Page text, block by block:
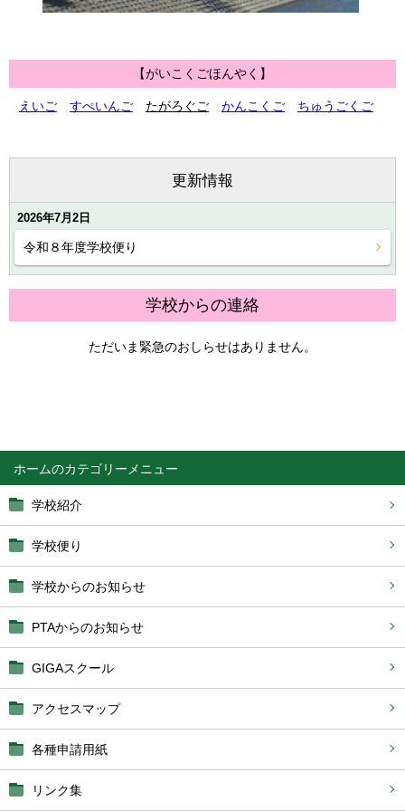
ホーム
学校紹介
学校便り
学校からのお知らせ
PTAからのお知らせ
GIGAスクール
アクセスマップ
各種申請用紙
リンク集
【がいこくごほんやく】
えいご すぺいんご たがろぐご かんこくご ちゅうごくご
更新情報
2026年7月2日
令和８年度学校便り
学校からの連絡
ただいま緊急のおしらせはありません。